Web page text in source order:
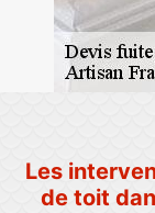
Les
de toit